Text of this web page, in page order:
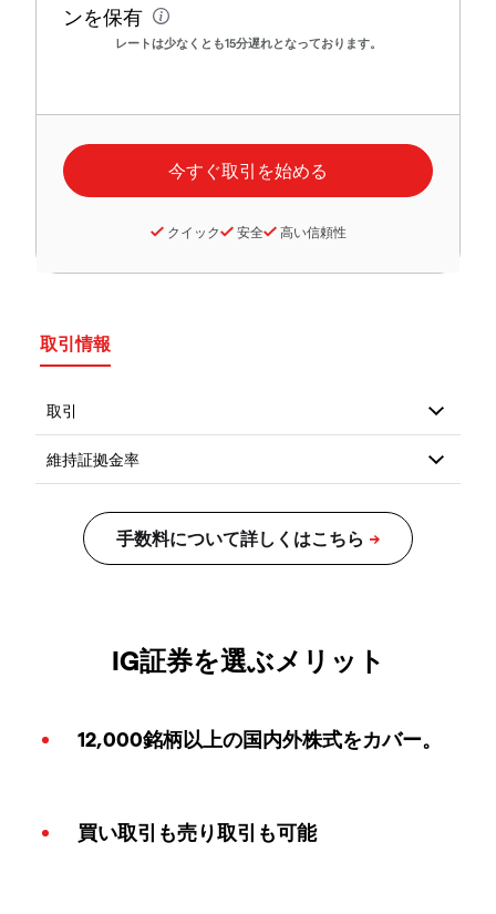
ンを保有
レートは少なくとも15分遅れとなっております。
クイック 安全 高い信頼性
取引情報
IG証券を選ぶメリット
12,000銘柄以上の国内外株式をカバー。
買い取引も売り取引も可能